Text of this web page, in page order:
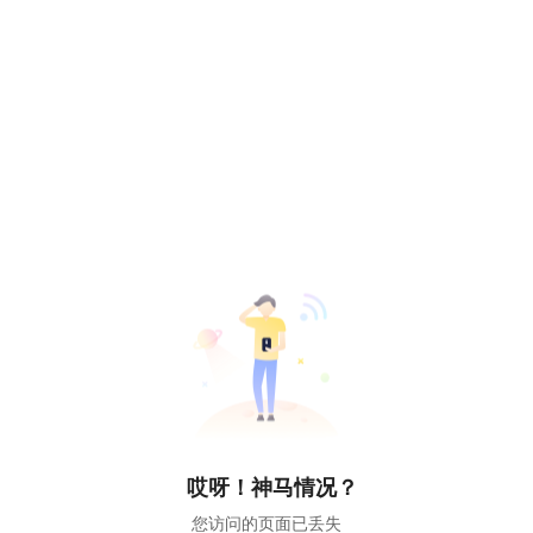
哎呀！神马情况？
您访问的页面已丢失